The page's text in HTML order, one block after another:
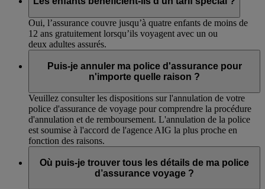
Oui, l’assurance couvre jusqu’à quatre enfants de moins de
12 ans gratuitement lorsqu’ils voyagent avec un ou
deux adultes assurés.
Puis-je annuler ma police d'assurance pour
n'importe quelle raison ?
Veuillez consulter les dispositions sur l'annulation de votre
police d'assurance de voyage pour comprendre la procédure
d'annulation et de remboursement. L'annulation de la police
est soumise à l'accord de l'agence AIG la plus proche en
fonction des raisons.
Où puis-je trouver tous les détails de ma police
d’assurance voyage ?